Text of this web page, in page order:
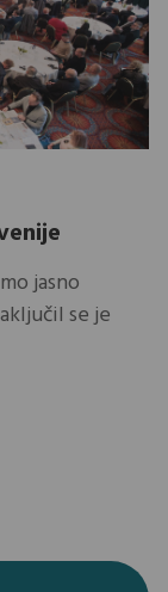
jasno
se je